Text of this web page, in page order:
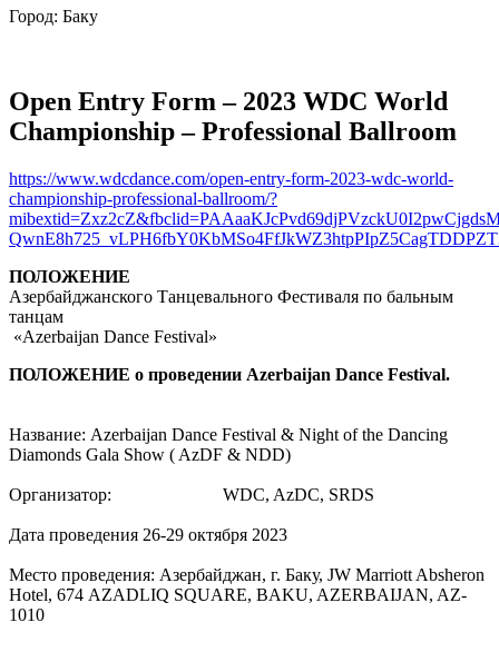
Город: Баку
Open Entry Form – 2023 WDC World
Championship – Professional Ballroom
https://www.wdcdance.com/open-entry-form-2023-wdc-world-
championship-professional-ballroom/?
ПОЛОЖЕНИЕ
Азербайджанского Танцевального Фестиваля по бальным
танцам
«Azerbaijan Dance Festival»
ПОЛОЖЕНИЕ о проведении Azerbaijan Dance Festival.
Название: Azerbaijan Dance Festival & Night of the Dancing
Diamonds Gala Show ( AzDF & NDD)
Организатор: WDC, AzDC, SRDS
Дата проведения 26-29 октября 2023
Место проведения: Азербайджан, г. Баку, JW Marriott Absheron
Hotel, 674 АZADLIQ SQUARE, BAKU, AZERBAIJAN, AZ-
1010